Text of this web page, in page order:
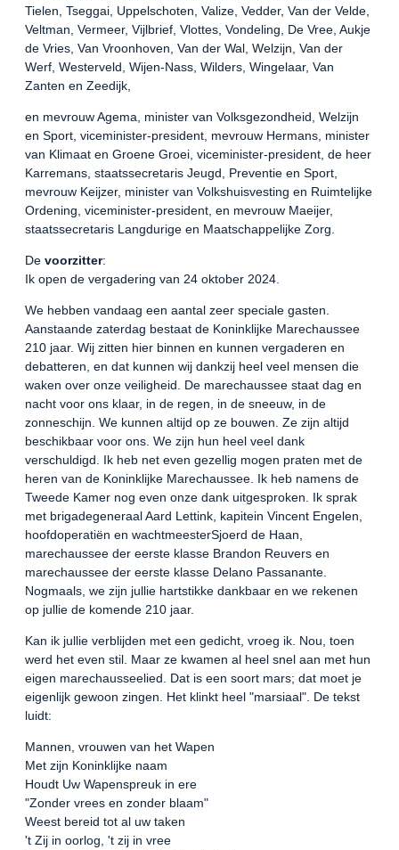
Tielen, Tseggai, Uppelschoten, Valize, Vedder, Van der Velde,
Veltman, Vermeer, Vijlbrief, Vlottes, Vondeling, De Vree, Aukje
de Vries, Van Vroonhoven, Van der Wal, Welzijn, Van der
Werf, Westerveld, Wijen-Nass, Wilders, Wingelaar, Van
Zanten en Zeedijk,
en mevrouw Agema, minister van Volksgezondheid, Welzijn
en Sport, viceminister-president, mevrouw Hermans, minister
van Klimaat en Groene Groei, viceminister-president, de heer
Karremans, staatssecretaris Jeugd, Preventie en Sport,
mevrouw Keijzer, minister van Volkshuisvesting en Ruimtelijke
Ordening, viceminister-president, en mevrouw Maeijer,
staatssecretaris Langdurige en Maatschappelijke Zorg.
De voorzitter:
Ik open de vergadering van 24 oktober 2024.
We hebben vandaag een aantal zeer speciale gasten.
Aanstaande zaterdag bestaat de Koninklijke Marechaussee
210 jaar. Wij zitten hier binnen en kunnen vergaderen en
debatteren, en dat kunnen wij dankzij heel veel mensen die
waken over onze veiligheid. De marechaussee staat dag en
nacht voor ons klaar, in de regen, in de sneeuw, in de
zonneschijn. We kunnen altijd op ze bouwen. Ze zijn altijd
beschikbaar voor ons. We zijn hun heel veel dank
verschuldigd. Ik heb net even gezellig mogen praten met de
heren van de Koninklijke Marechaussee. Ik heb namens de
Tweede Kamer nog even onze dank uitgesproken. Ik sprak
met brigadegeneraal Aard Lettink, kapitein Vincent Engelen,
hoofdoperatiën en wachtmeesterSjoerd de Haan,
marechaussee der eerste klasse Brandon Reuvers en
marechaussee der eerste klasse Delano Passanante.
Nogmaals, we zijn jullie hartstikke dankbaar en we rekenen
op jullie de komende 210 jaar.
Kan ik jullie verblijden met een gedicht, vroeg ik. Nou, toen
werd het even stil. Maar ze kwamen al heel snel aan met hun
eigen marechausseelied. Dat is een soort mars; dat moet je
eigenlijk gewoon zingen. Het klinkt heel "marsiaal". De tekst
luidt:
Mannen, vrouwen van het Wapen
Met zijn Koninklijke naam
Houdt Uw Wapenspreuk in ere
"Zonder vrees en zonder blaam"
Weest bereid tot al uw taken
't Zij in oorlog, 't zij in vree